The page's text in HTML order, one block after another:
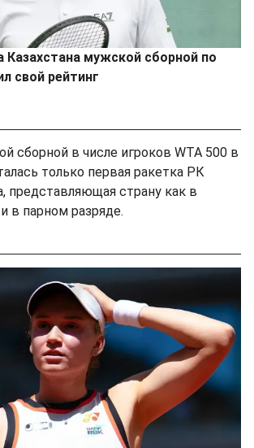
Казахстана мужской сборной по
свой рейтинг
сборной в числе игроков WTA 500 в
только первая ракетка РК
представляющая страну как в
в парном разряде.